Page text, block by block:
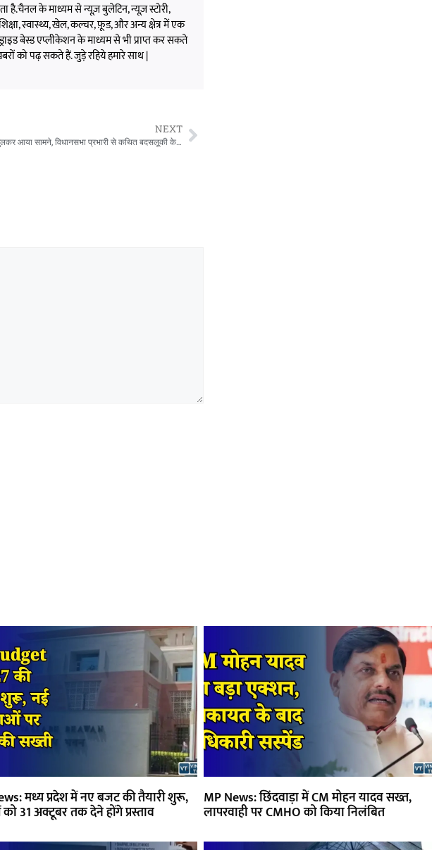
है.चैनल के माध्यम से न्यूज़ बुलेटिन, न्यूज़ स्टोरी,
शिक्षा, स्वास्थ्य, खेल, कल्चर, फ़ूड, और अन्य क्षेत्र में एक
बेस्ड एप्लीकेशन के माध्यम से भी प्राप्त कर सकते
को पढ़ सकते हैं. जुड़े रहिये हमारे साथ |
NEXT
Sidhi News: सीधी कांग्रेस में अंदरूनी विवाद खुलकर आया सामने, विधानसभा प्रभारी से कथित बदसलूकी के बाद दो कार्यकर्ता निष्कासित
मध्य प्रदेश में नए बजट की तैयारी शुरू,
को 31 अक्टूबर तक देने होंगे प्रस्ताव
MP News: छिंदवाड़ा में CM मोहन यादव सख्त,
लापरवाही पर CMHO को किया निलंबित